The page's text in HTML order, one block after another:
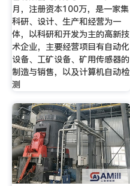
月，注册资本100万，是一家集
科研、设计、生产和经营为一
体，以科研和开发为主的高新技
术企业，主要经营项目有自动化
设备、工矿设备、矿用传感器的
制造与销售，以及计算机自动检
测